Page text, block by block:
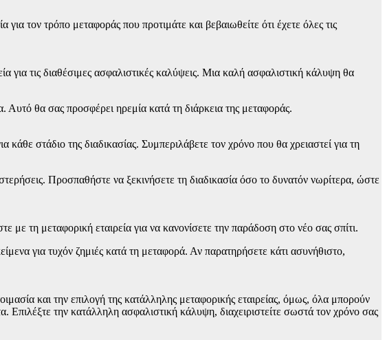
τον τρόπο μεταφοράς που προτιμάτε και βεβαιωθείτε ότι έχετε όλες τις
για τις διαθέσιμες ασφαλιστικές καλύψεις. Μια καλή ασφαλιστική κάλυψη θα
Αυτό θα σας προσφέρει ηρεμία κατά τη διάρκεια της μεταφοράς.
στάδιο της διαδικασίας. Συμπεριλάβετε τον χρόνο που θα χρειαστεί για τη
Προσπαθήστε να ξεκινήσετε τη διαδικασία όσο το δυνατόν νωρίτερα, ώστε
με τη μεταφορική εταιρεία για να κανονίσετε την παράδοση στο νέο σας σπίτι.
για τυχόν ζημιές κατά τη μεταφορά. Αν παρατηρήσετε κάτι ασυνήθιστο,
και την επιλογή της κατάλληλης μεταφορικής εταιρείας, όμως, όλα μπορούν
την κατάλληλη ασφαλιστική κάλυψη, διαχειριστείτε σωστά τον χρόνο σας